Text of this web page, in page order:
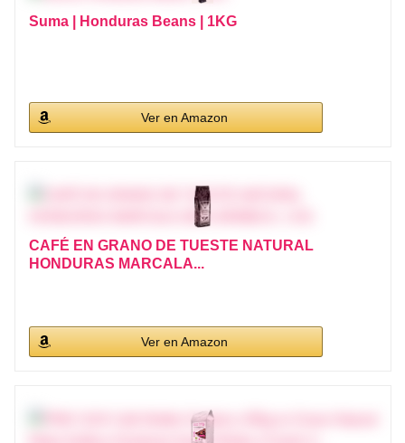
Suma | Honduras Beans | 1KG
Ver en Amazon
CAFÉ EN GRANO DE TUESTE NATURAL
HONDURAS MARCALA...
Ver en Amazon